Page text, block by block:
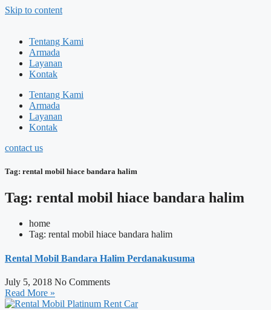
Skip to content
Tentang Kami
Armada
Layanan
Kontak
Tentang Kami
Armada
Layanan
Kontak
contact us
Tag: rental mobil hiace bandara halim
Tag: rental mobil hiace bandara halim
home
Tag: rental mobil hiace bandara halim
Rental Mobil Bandara Halim Perdanakusuma
July 5, 2018 No Comments
Read More »